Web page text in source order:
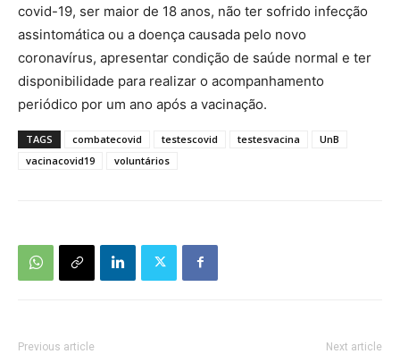
covid-19, ser maior de 18 anos, não ter sofrido infecção
assintomática ou a doença causada pelo novo
coronavírus, apresentar condição de saúde normal e ter
disponibilidade para realizar o acompanhamento
periódico por um ano após a vacinação.
TAGS combatecovid testescovid testesvacina
UnB
vacinacovid19
voluntários
Previous article Next article